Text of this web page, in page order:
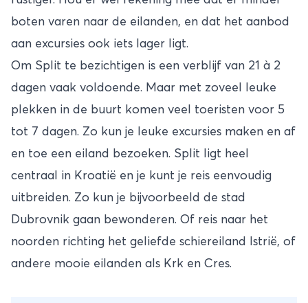
boten varen naar de eilanden, en dat het aanbod
aan excursies ook iets lager ligt.
Om Split te bezichtigen is een verblijf van 21 à 2
dagen vaak voldoende. Maar met zoveel leuke
plekken in de buurt komen veel toeristen voor 5
tot 7 dagen. Zo kun je leuke excursies maken en af
en toe een eiland bezoeken. Split ligt heel
centraal in Kroatië en je kunt je reis eenvoudig
uitbreiden. Zo kun je bijvoorbeeld de stad
Dubrovnik gaan bewonderen. Of reis naar het
noorden richting het geliefde schiereiland Istrië, of
andere mooie eilanden als Krk en Cres.